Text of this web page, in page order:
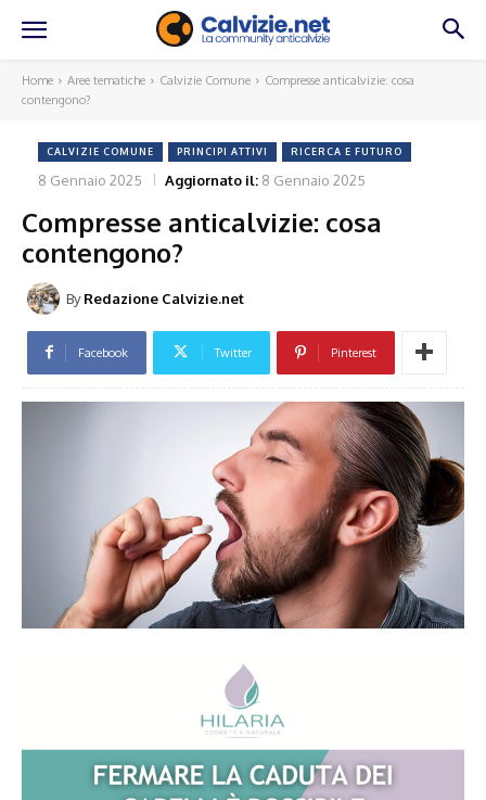
Home Aree tematiche Calvizie Comune
Compresse anticalvizie: cosa
contengono?
CALVIZIE COMUNE PRINCIPI ATTIVI RICERCA E FUTURO
8 Gennaio 2025 Aggiornato il: 8 Gennaio 2025
Compresse anticalvizie: cosa
contengono?
By Redazione Calvizie.net
Facebook Twitter Pinterest